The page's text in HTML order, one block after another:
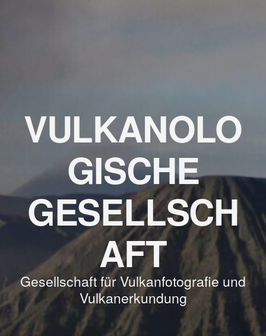
VULKANOLO
GISCHE
GESELLSCH
AFT
Gesellschaft für Vulkanfotografie und
Vulkanerkundung